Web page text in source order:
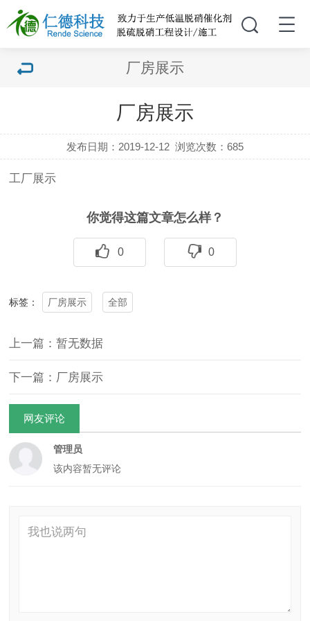
厂房展示
厂房展示
发布日期：2019-12-12 浏览次数：685
工厂展示
你觉得这篇文章怎么样？
0 0
标签： 厂房展示 全部
上一篇：暂无数据
下一篇：厂房展示
网友评论
管理员
该内容暂无评论